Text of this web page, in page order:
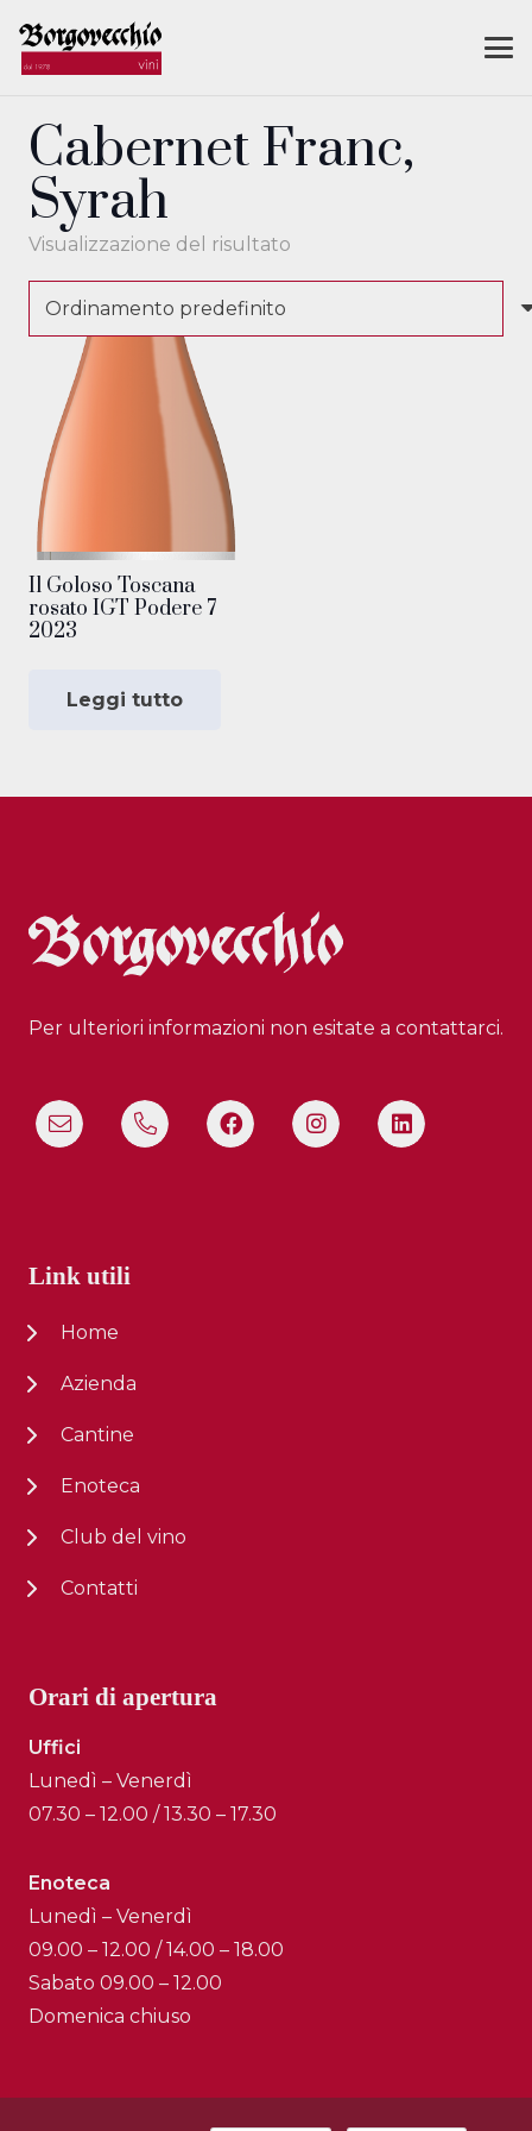
Cabernet Franc,
Syrah
Visualizzazione del risultato
Il Goloso Toscana
rosato IGT Podere 7
2023
Leggi tutto
Per ulteriori informazioni non esitate a contattarci.
Link utili
Home
Azienda
Cantine
Enoteca
Club del vino
Contatti
Orari di apertura
Uffici
Lunedì – Venerdì
07.30 – 12.00 / 13.30 – 17.30
Enoteca
Lunedì – Venerdì
09.00 – 12.00 / 14.00 – 18.00
Sabato 09.00 – 12.00
Domenica chiuso